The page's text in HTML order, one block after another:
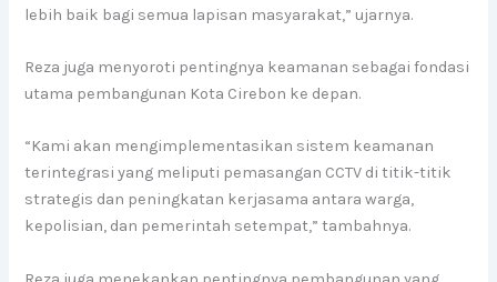
lebih baik bagi semua lapisan masyarakat,” ujarnya.
Reza juga menyoroti pentingnya keamanan sebagai fondasi
utama pembangunan Kota Cirebon ke depan.
“Kami akan mengimplementasikan sistem keamanan
terintegrasi yang meliputi pemasangan CCTV di titik-titik
strategis dan peningkatan kerjasama antara warga,
kepolisian, dan pemerintah setempat,” tambahnya.